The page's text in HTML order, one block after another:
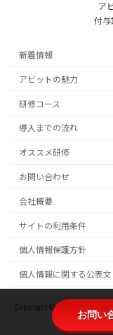
ア
付与
新着情報
アビットの魅力
研修コース
導入までの流れ
オススメ研修
お問い合わせ
会社概要
サイトの利用条件
個人情報保護方針
個人情報に関する公表文
Copyright © 企業研修・電話
お問い